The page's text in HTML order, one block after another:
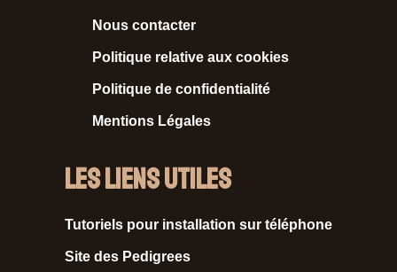
Nous contacter
Politique relative aux cookies
Politique de confidentialité
Mentions Légales
Les liens utiles
Tutoriels pour installation sur téléphone
Site des Pedigrees